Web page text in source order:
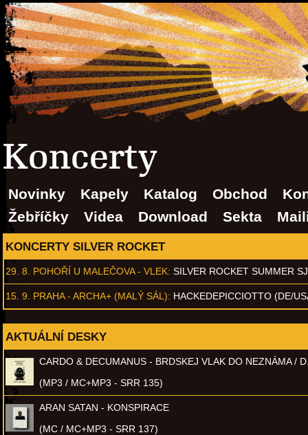
Koncerty
Novinky Kapely Katalog Obchod
Žebříčky
Videa Download Sekta
KONCERTY SILVER ROCKET
29. 8. POHOŘÍ U MALEČOVA - VLEK: SILVER ROCKET SUMMER
15. 9. PRAHA - ARCHA+ (MALÝ SÁL): HACKEDEPICCIOTTO (DE/
AKTUÁLNÍ DESKY
CARDO & DECUMANUS - BRDSKEJ VLAK DO NEZNÁMA /
(MP3 / MC+MP3 - SRR 135)
ARAN SATAN - KONSPIRACE
(MC / MC+MP3 - SRR 137)